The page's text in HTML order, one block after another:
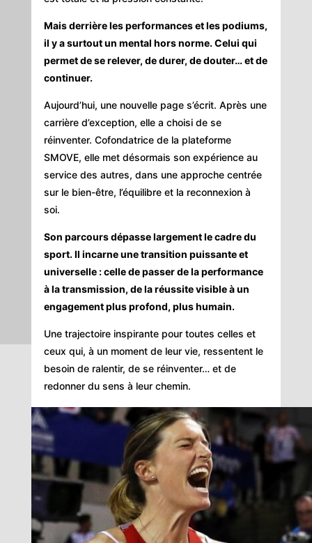
Mais derrière les performances et les podiums,
il y a surtout un mental hors norme. Celui qui
permet de se relever, de durer, de douter… et de
continuer.
Aujourd’hui, une nouvelle page s’écrit. Après une
carrière d’exception, elle a choisi de se
réinventer. Cofondatrice de la plateforme
SMOVE, elle met désormais son expérience au
service des autres, dans une approche centrée
sur le bien-être, l’équilibre et la reconnexion à
soi.
Son parcours dépasse largement le cadre du
sport. Il incarne une transition puissante et
universelle : celle de passer de la performance
à la transmission, de la réussite visible à un
engagement plus profond, plus humain.
Une trajectoire inspirante pour toutes celles et
ceux qui, à un moment de leur vie, ressentent le
besoin de ralentir, de se réinventer… et de
redonner du sens à leur chemin.